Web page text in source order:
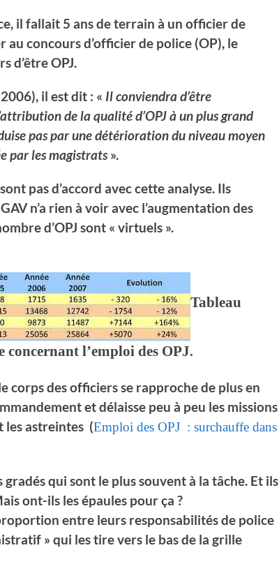
il fallait 5 ans de terrain à un officier de
concours d’officier de police (OP), le
d’être OPJ.
il est dit : « Il conviendra d’être
de la qualité d’OPJ à un plus grand
pas par une détérioration du niveau moyen
par les magistrats».
pas d’accord avec cette analyse. Ils
n’a rien à voir avec l’augmentation des
d’OPJ sont « virtuels ».
Tableau
l’emploi des OPJ.
corps des officiers se rapproche de plus en
et délaisse peu à peu les missions
les astreintes (Emploi des OPJ : surchauffe dans
qui sont le plus souvent à la tâche. Et ils
ont-ils les épaules pour ça ?
entre leurs responsabilités de police
» qui les tire vers le bas de la grille